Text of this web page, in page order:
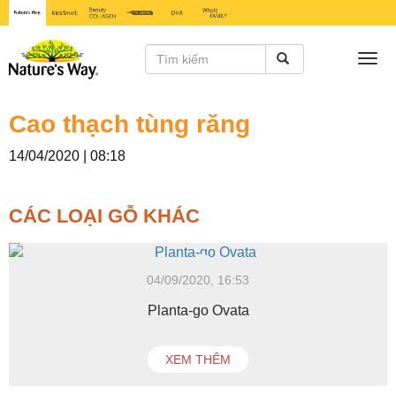
Cao thạch tùng răng
14/04/2020 | 08:18
CÁC LOẠI GỖ KHÁC
04/09/2020, 16:53
Planta-go Ovata
XEM THÊM